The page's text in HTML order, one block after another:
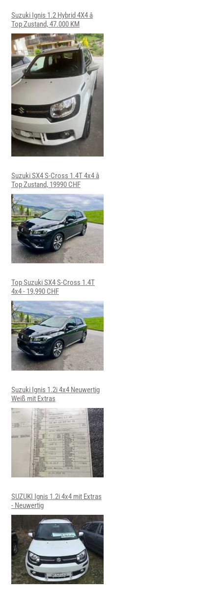
Suzuki Ignis 1.2 Hybrid 4X4 â
Top Zustand, 47.000 KM
Suzuki SX4 S-Cross 1.4T 4x4 â
Top Zustand, 19990 CHF
Top Suzuki SX4 S-Cross 1.4T
4x4 - 19,990 CHF
Suzuki Ignis 1.2i 4x4 Neuwertig
Weiß mit Extras
SUZUKI Ignis 1.2i 4x4 mit Extras
- Neuwertig